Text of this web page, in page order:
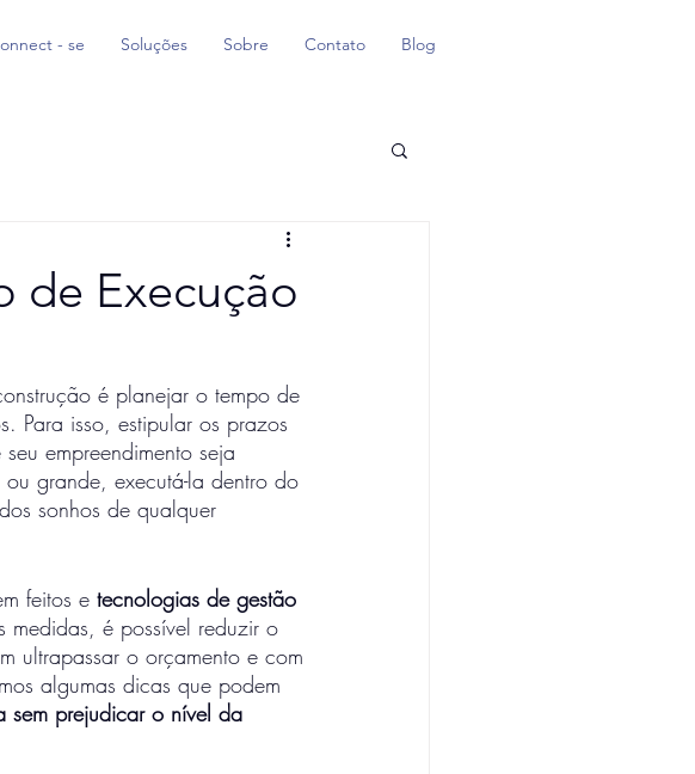
- se Soluções Sobre Contato Blog
de Execução
é planejar o tempo de
Para isso, estipular os prazos
empreendimento seja
grande, executá-la dentro do
sonhos de qualquer
feitos e tecnologias de gestão
é possível reduzir o
ultrapassar o orçamento e com
algumas dicas que podem
sem prejudicar o nível da